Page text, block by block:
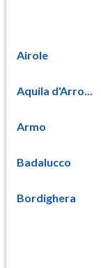
Airole
Aquila d'Arro...
Armo
Badalucco
Bordighera